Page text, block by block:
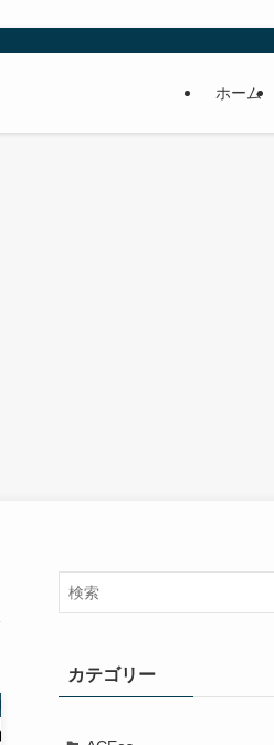
ホーム
カテゴリー